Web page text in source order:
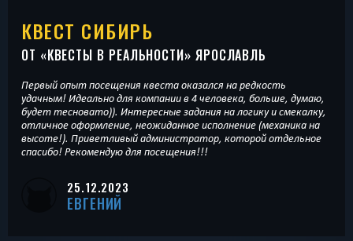
КВЕСТ СИБИРЬ
ОТ «КВЕСТЫ В РЕАЛЬНОСТИ» ЯРОСЛАВЛЬ
Первый опыт посещения квеста оказался на редкость
удачным! Идеально для компании в 4 человека, больше, думаю,
будет тесновато)). Интересные задания на логику и смекалку,
отличное оформление, неожиданное исполнение (механика на
высоте!). Приветливый администратор, которой отдельное
спасибо! Рекомендую для посещения!!!
25.12.2023
ЕВГЕНИЙ